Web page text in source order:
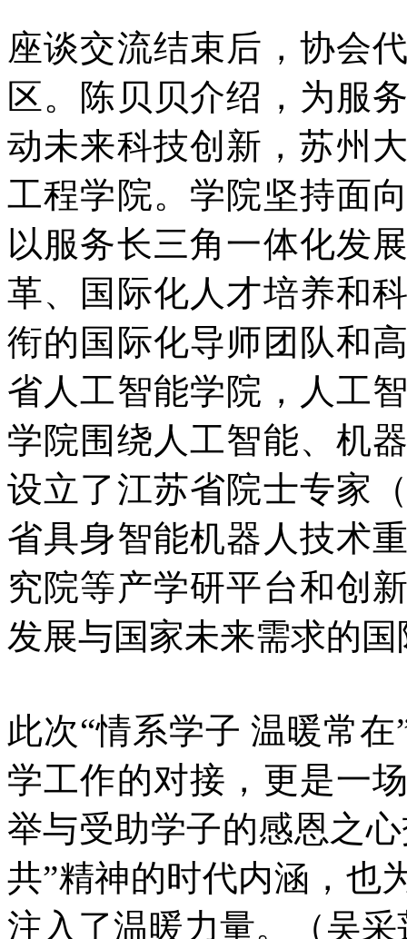
座谈交流结束后，协会
区。陈贝贝介绍，为服
动未来科技创新，苏州
工程学院。学院坚持面
以服务长三角一体化发
革、国际化人才培养和
衔的国际化导师团队和
省人工智能学院，人工
学院围绕人工智能、机
设立了江苏省院士专家
省具身智能机器人技术
究院等产学研平台和创
发展与国家未来需求的
此次“情系学子 温暖常
学工作的对接，更是一
举与受助学子的感恩之
共”精神的时代内涵，也
注入了温暖力量。（吴